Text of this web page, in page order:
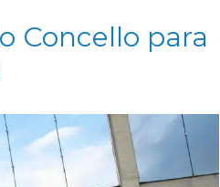
Concello para